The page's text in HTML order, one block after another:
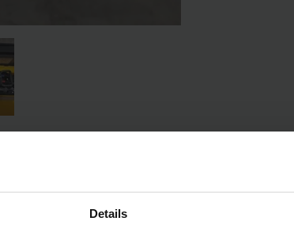
Details
Informácie o výrobku